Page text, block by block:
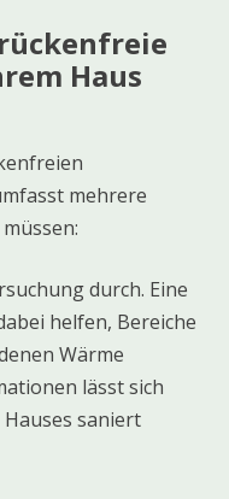
Haus
mehrere
durch. Eine
helfen, Bereiche
Wärme
lässt sich
saniert